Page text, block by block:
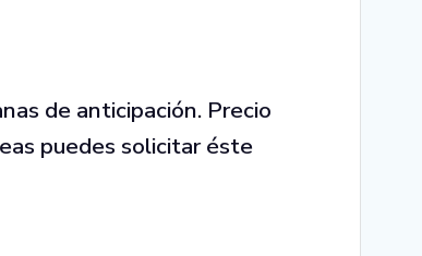
de anticipación. Precio
puedes solicitar éste